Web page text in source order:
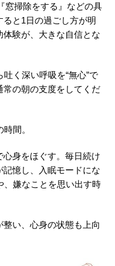
窓掃除をする』などの具
と1日の過ごし方が明
験が、大きな自信とな
く深い呼吸を“無心”で
の朝の支度をしてくだ
間。
心身をほぐす。毎日続け
憶し、入眠モードにな
、嫌なことを思い出す時
い、心身の状態も上向